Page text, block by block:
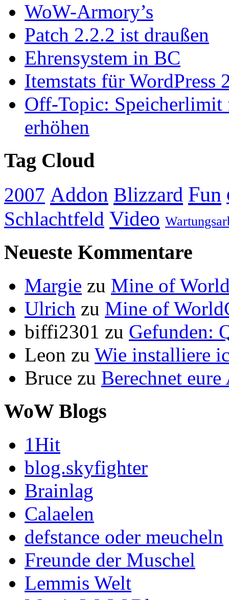
WoW-Armory’s
Patch 2.2.2 ist draußen
Ehrensystem in BC
Itemstats für WordPress
Off-Topic: Speicherlimit
erhöhen
Tag Cloud
2007 Addon Blizzard Fun
Schlachtfeld Video
Neueste Kommentare
Margie zu Mine of
Ulrich zu Mine of
biffi2301 zu Gefunden:
Leon zu Wie installiere
Bruce zu Berechnet
WoW Blogs
1Hit
blog.skyfighter
Brainlag
Calaelen
defstance oder meucheln
Freunde der Muschel
Lemmis Welt